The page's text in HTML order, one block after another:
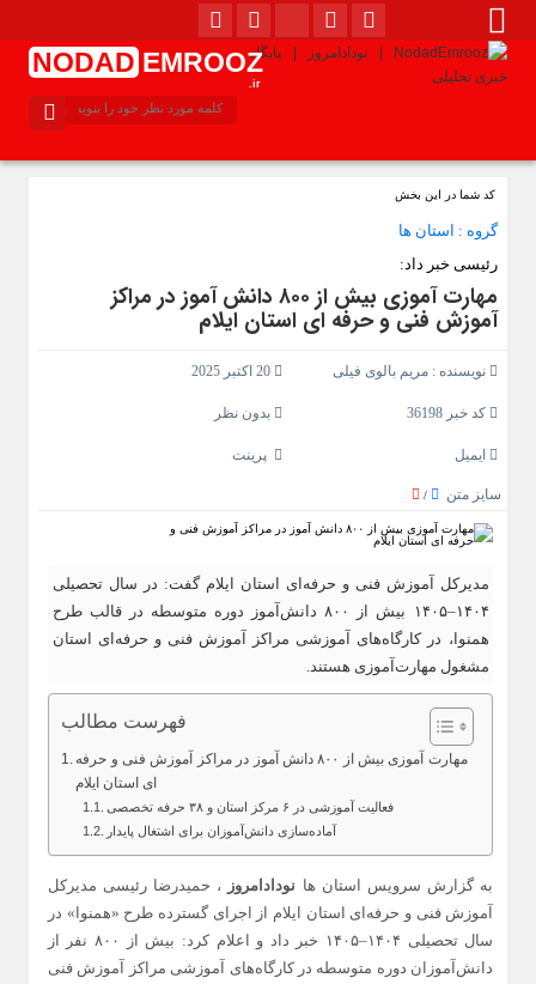
NODAD EMROOZ
.ir
کد شما در این بخش
گروه : استان ها
رئیسی خبر داد:
مهارت‌ آموزی بیش از ۸۰۰ دانش‌ آموز در مراکز
آموزش فنی و حرفه‌ ای استان ایلام
نویسنده : مریم بالوی فیلی 20 اکتبر 2025
کد خبر 36198 بدون نظر
ایمیل پرینت
سایز متن /
مدیرکل آموزش فنی و حرفه‌ای استان ایلام گفت: در سال تحصیلی
۱۴۰۴–۱۴۰۵ بیش از ۸۰۰ دانش‌آموز دوره متوسطه در قالب طرح
همنوا، در کارگاه‌های آموزشی مراکز آموزش فنی و حرفه‌ای استان
مشغول مهارت‌آموزی هستند.
فهرست مطالب
مهارت‌ آموزی بیش از ۸۰۰ دانش‌ آموز در مراکز آموزش فنی و حرفه‌
ای استان ایلام
فعالیت آموزشی در ۶ مرکز استان و ۳۸ حرفه تخصصی
آماده‌سازی دانش‌آموزان برای اشتغال پایدار
به گزارش سرویس استان ها نودادامروز ، حمیدرضا رئیسی مدیرکل
آموزش فنی و حرفه‌ای استان ایلام از اجرای گسترده طرح «همنوا» در
سال تحصیلی ۱۴۰۴–۱۴۰۵ خبر داد و اعلام کرد: بیش از ۸۰۰ نفر از
دانش‌آموزان دوره متوسطه در کارگاه‌های آموزشی مراکز آموزش فنی